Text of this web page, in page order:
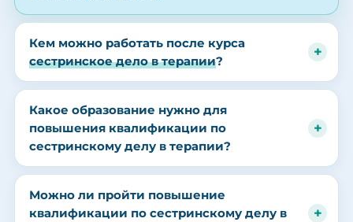
Кем можно работать после курса
сестринское дело в терапии?
Какое образование нужно для
повышения квалификации по
сестринскому делу в терапии?
Можно ли пройти повышение
квалификации по сестринскому делу в